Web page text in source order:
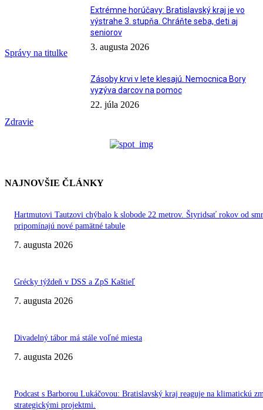
Správy na titulke
Extrémne horúčavy: Bratislavský kraj je vo
výstrahe 3. stupňa. Chráňte seba, deti aj
seniorov
3. augusta 2026
Zdravie
Zásoby krvi v lete klesajú. Nemocnica Bory
vyzýva darcov na pomoc
22. júla 2026
NAJNOVŠIE ČLÁNKY
Hartmutovi Tautzovi chýbalo k slobode 22 metrov. Štyridsať rokov od
pripomínajú nové pamätné tabule
7. augusta 2026
Grécky týždeň v DSS a ZpS Kaštieľ
7. augusta 2026
Divadelný tábor má stále voľné miesta
7. augusta 2026
Podcast s Barborou Lukáčovou: Bratislavský kraj reaguje na klimatickú
strategickými projektmi.